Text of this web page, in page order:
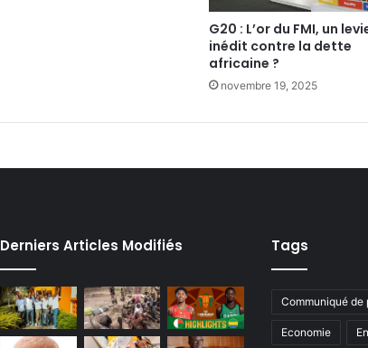
‎G20 : L’or du FMI, un
inédit contre la dette
africaine ?
novembre 19, 2025
Derniers Articles Modifiés Tags
Communiqué de
Economie